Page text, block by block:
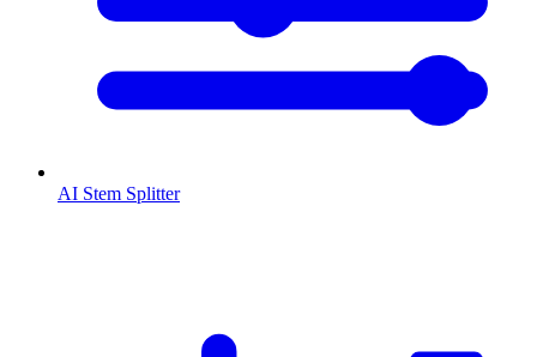
AI Stem Splitter